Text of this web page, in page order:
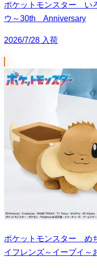
ポケットモンスター い
ウ～30th Anniversary
2026/7/28 入荷
ポケットモンスター め
イフレンズ～イーブイ～